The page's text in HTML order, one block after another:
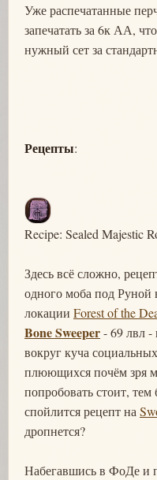
Уже распечатанные
запечатать за 6к АА,
нужный сет за
Рецепты:
Recipe: Sealed Majestic
Здесь всё сложно,
одного моба под Руной
локации Forest of the
Bone Sweeper- 69 лвл
вокруг куча
плюющихся почём зря
попробовать стоит, тем
спойлится рецепт на
дропнется?
Набегавшись в ФоДе и